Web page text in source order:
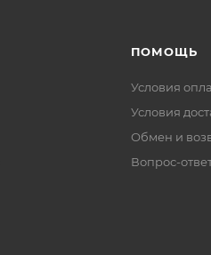
ПОМОЩЬ
Условия
Условия
Обмен и
Вопрос-